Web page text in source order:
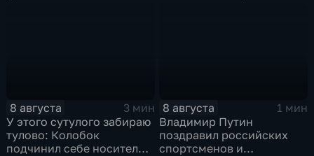
8 августа
3 мин
У этого сутулого забираю
тулово: Колобок
подчинил себе носителя в
8 августа
1 мин
Владимир Путин
поздравил российских
спортсменов и